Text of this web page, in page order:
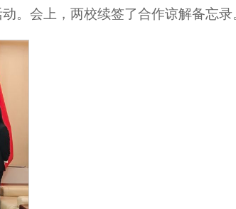
。会上，两校续签了合作谅解备忘录